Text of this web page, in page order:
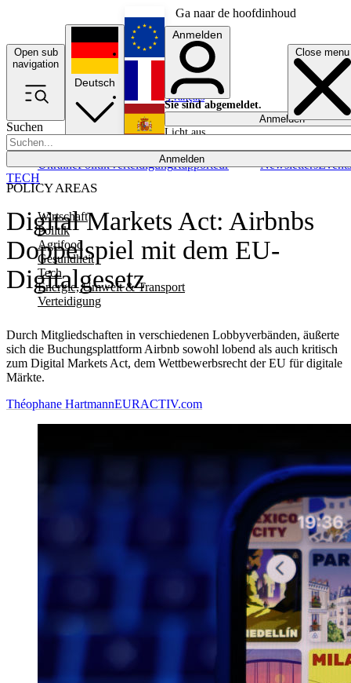
Ga naar de hoofdinhoud
Open sub
navigation
Close menu
Suchen
Anmelden
POLICY AREAS
Wirtschaft
Politik
Agrifood
Gesundheit
Tech
Energie, Umwelt & Transport
Verteidigung
UkrainePolitikVerteidigungRapporteur NewslettersEvents
Deutsch
English
Français
Anmelden
Sie sind abgemeldet.
Anmelden
Licht aus
Digital Markets Act: Airbnbs
Doppelspiel mit dem EU-
Digitalgesetz
Durch Mitgliedschaften in verschiedenen Lobbyverbänden, äußerte
sich die Buchungsplattform Airbnb sowohl lobend als auch kritisch
zum Digital Markets Act, dem Wettbewerbsrecht der EU für digitale
Märkte.
TECH
Théophane HartmannEURACTIV.com